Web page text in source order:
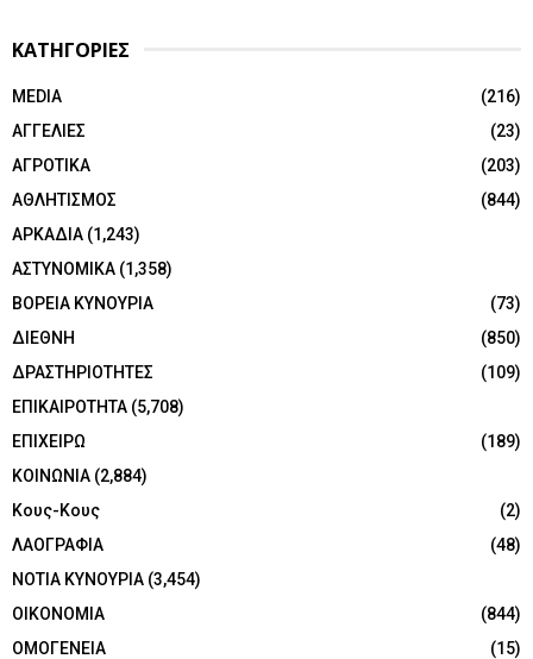
ΚΑΤΗΓΟΡΙΕΣ
MEDIA
(216)
ΑΓΓΕΛΙΕΣ
(23)
ΑΓΡΟΤΙΚΑ
(203)
ΑΘΛΗΤΙΣΜΟΣ
(844)
ΑΡΚΑΔΙΑ (1,243)
ΑΣΤΥΝΟΜΙΚΑ (1,358)
ΒΟΡΕΙΑ ΚΥΝΟΥΡΙΑ
(73)
ΔΙΕΘΝΗ
(850)
ΔΡΑΣΤΗΡΙΟΤΗΤΕΣ
(109)
ΕΠΙΚΑΙΡΟΤΗΤΑ (5,708)
ΕΠΙΧΕΙΡΩ
(189)
ΚΟΙΝΩΝΙΑ (2,884)
Κους-Κους
(2)
ΛΑΟΓΡΑΦΙΑ
(48)
ΝΟΤΙΑ ΚΥΝΟΥΡΙΑ (3,454)
ΟΙΚΟΝΟΜΙΑ
(844)
ΟΜΟΓΕΝΕΙΑ
(15)